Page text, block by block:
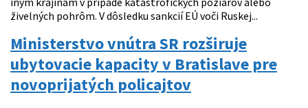
živelných pohrôm. V dôsledku sankcií EÚ voči Ruskej...
Ministerstvo vnútra SR rozširuje
ubytovacie kapacity v Bratislave pre
novoprijatých policajtov